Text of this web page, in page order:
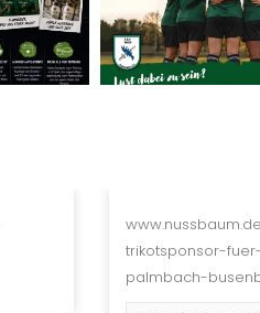
trikotsponsor-
palmbach-